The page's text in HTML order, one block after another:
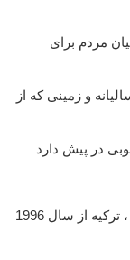
مردم برای
و زمینی که از
در پیش دارد
براساس توافق نامه تجارت آزاد مابین 20 کشور ، ترکیه از سال 1996